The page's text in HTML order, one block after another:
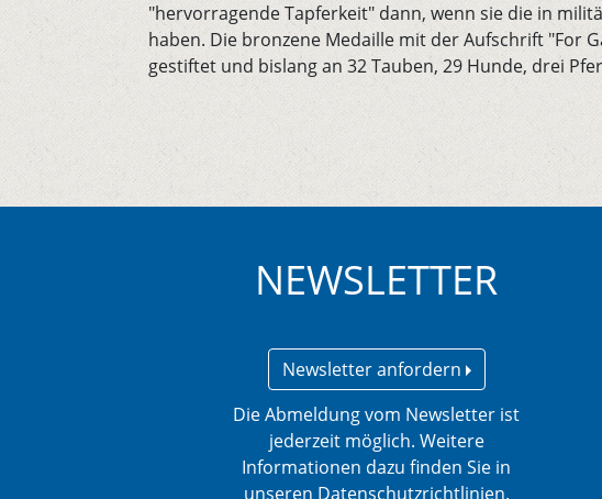
"hervorragende Tapferkeit" dann, wenn sie die in
haben. Die bronzene Medaille mit der Aufschrift "For
gestiftet und bislang an 32 Tauben, 29 Hunde, drei
NEWSLETTER
Newsletter anfordern
Die Abmeldung vom Newsletter ist
jederzeit möglich. Weitere
Informationen dazu finden Sie in
unseren Datenschutzrichtlinien.